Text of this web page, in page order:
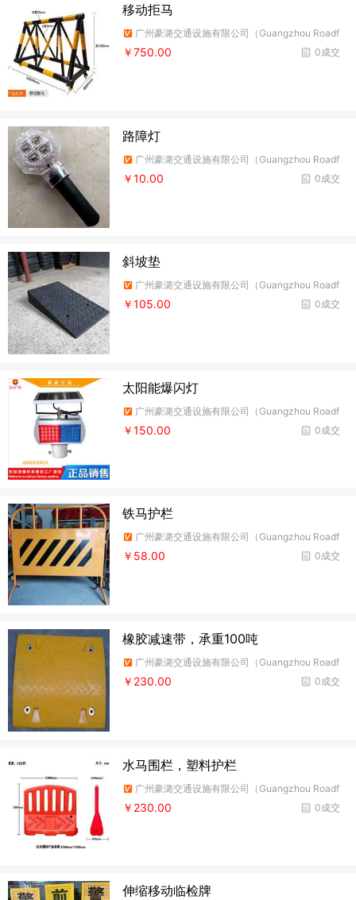
移动拒马
广州豪潞交通设施有限公司（Guangzhou Roadf
ire Traffic Facilities Co.,Ltd）
0成交
￥750.00
路障灯
广州豪潞交通设施有限公司（Guangzhou Roadf
ire Traffic Facilities Co.,Ltd）
0成交
￥10.00
斜坡垫
广州豪潞交通设施有限公司（Guangzhou Roadf
ire Traffic Facilities Co.,Ltd）
0成交
￥105.00
太阳能爆闪灯
广州豪潞交通设施有限公司（Guangzhou Roadf
ire Traffic Facilities Co.,Ltd）
0成交
￥150.00
铁马护栏
广州豪潞交通设施有限公司（Guangzhou Roadf
ire Traffic Facilities Co.,Ltd）
0成交
￥58.00
橡胶减速带，承重100吨
广州豪潞交通设施有限公司（Guangzhou Roadf
ire Traffic Facilities Co.,Ltd）
0成交
￥230.00
水马围栏，塑料护栏
广州豪潞交通设施有限公司（Guangzhou Roadf
ire Traffic Facilities Co.,Ltd）
0成交
￥230.00
伸缩移动临检牌